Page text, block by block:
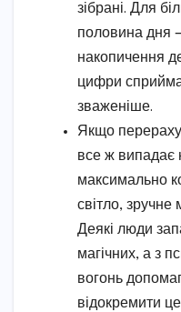
зібрані. Для
половина дня
накопичення
цифри
зваженіше.
Якщо
все ж випадає
максимально
світло, зручне
Деякі люди
магічних, а з
вогонь
відокремити